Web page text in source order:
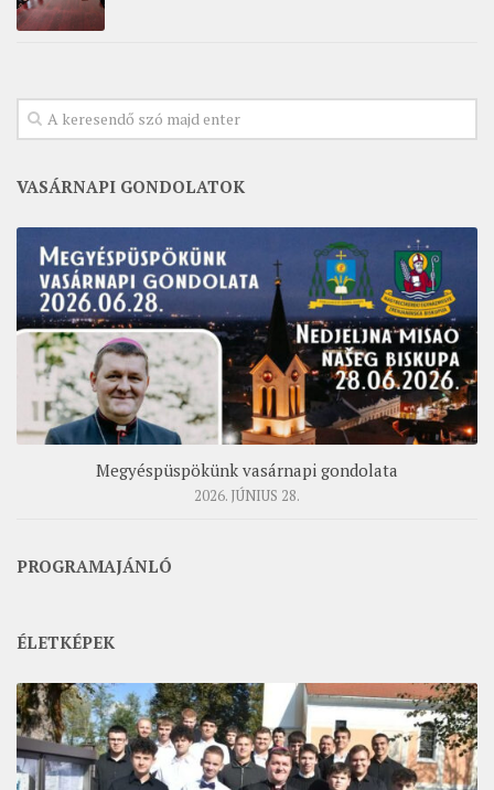
VASÁRNAPI GONDOLATOK
Megyéspüspökünk vasárnapi gondolata
2026. JÚNIUS 28.
PROGRAMAJÁNLÓ
ÉLETKÉPEK